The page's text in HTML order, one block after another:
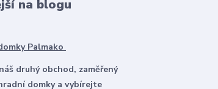
na blogu
Palmako
druhý obchod, zaměřený
domky a vybírejte